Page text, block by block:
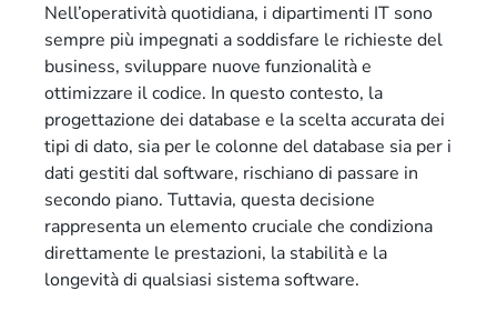
Nell’operatività quotidiana, i dipartimenti IT sono
sempre più impegnati a soddisfare le richieste del
business, sviluppare nuove funzionalità e
ottimizzare il codice. In questo contesto, la
progettazione dei database e la scelta accurata dei
tipi di dato, sia per le colonne del database sia per i
dati gestiti dal software, rischiano di passare in
secondo piano. Tuttavia, questa decisione
rappresenta un elemento cruciale che condiziona
direttamente le prestazioni, la stabilità e la
longevità di qualsiasi sistema software.